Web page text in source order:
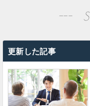
更新した記事